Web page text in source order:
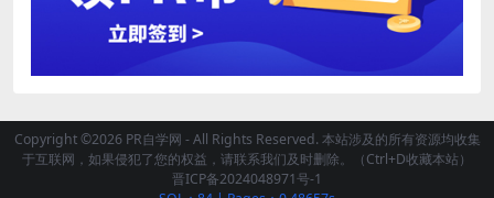
Copyright ©2026 PR自学网 - All Rights Reserved. 本站涉及的所有资源均收集
于互联网，如果侵犯了您的权益，请联系我们及时删除。（Ctrl+D收藏本站）
晋ICP备2024048971号-1